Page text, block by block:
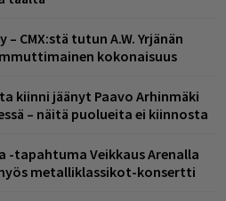
CMX:stä tutun A.W. Yrjänän
kokonaisuus
kiinni jäänyt Paavo Arhinmäki
– näitä puolueita ei kiinnosta
-tapahtuma Veikkaus Arenalla
metalliklassikot-konsertti